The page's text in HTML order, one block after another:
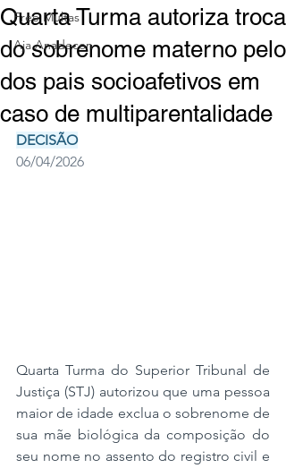
Free Multas
Aja Anadecon
Quarta Turma autoriza troca
do sobrenome materno pelo
dos pais socioafetivos em
caso de multiparentalidade
DECISÃO
06/04/2026
Quarta Turma do Superior Tribunal de
Justiça (STJ) autorizou que uma pessoa
maior de idade exclua o sobrenome de
sua mãe biológica da composição do
seu nome no assento do registro civil e